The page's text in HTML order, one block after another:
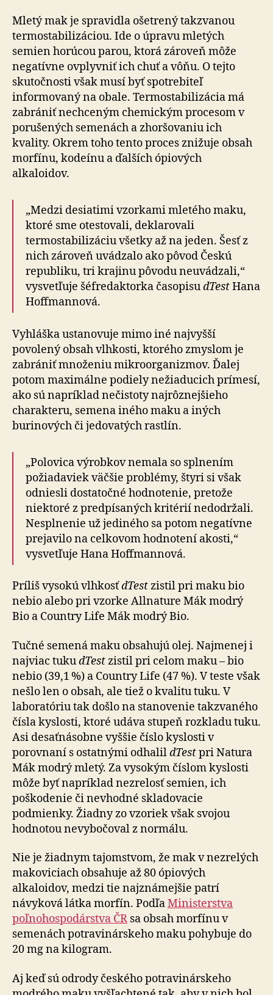
Mletý mak je spravidla ošetrený takzvanou
termostabilizáciou. Ide o úpravu mletých
semien horúcou parou, ktorá zároveň môže
negatívne ovplyvniť ich chuť a vôňu. O tejto
skutočnosti však musí byť spotrebiteľ
informovaný na obale. Termostabilizácia má
zabrániť nechceným chemickým procesom v
porušených semenách a zhoršovaniu ich
kvality. Okrem toho tento proces znižuje obsah
morfínu, kodeínu a ďalších ópiových
alkaloidov.
„Medzi desiatimi vzorkami mletého maku,
ktoré sme otestovali, deklarovali
termostabilizáciu všetky až na jeden. Šesť z
nich zároveň uvádzalo ako pôvod Českú
republiku, tri krajinu pôvodu neuvádzali,“
vysvetľuje šéfredaktorka časopisudTestHana
Hoffmannová.
Vyhláška ustanovuje mimo iné najvyšší
povolený obsah vlhkosti, ktorého zmyslom je
zabrániť množeniu mikroorganizmov. Ďalej
potom maximálne podiely nežiaducich prímesí,
ako sú napríklad nečistoty najrôznejšieho
charakteru, semena iného maku a iných
burinových či jedovatých rastlín.
„Polovica výrobkov nemala so splnením
požiadaviek väčšie problémy, štyri si však
odniesli dostatočné hodnotenie, pretože
niektoré z predpísaných kritérií nedodržali.
Nesplnenie už jediného sa potom negatívne
prejavilo na celkovom hodnotení akosti,“
vysvetľuje Hana Hoffmannová.
Príliš vysokú vlhkosťdTestzistil pri maku bio
nebio alebo pri vzorke Allnature Mák modrý
Bio a Country Life Mák modrý Bio.
Tučné semená maku obsahujú olej. Najmenej i
najviac tukudTestzistil pri celom maku – bio
nebio (39,1 %) a Country Life (47 %). V teste však
nešlo len o obsah, ale tiež o kvalitu tuku. V
laboratóriu tak došlo na stanovenie takzvaného
čísla kyslosti, ktoré udáva stupeň rozkladu tuku.
Asi desaťnásobne vyššie číslo kyslosti v
porovnaní s ostatnými odhalildTestpri Natura
Mák modrý mletý. Za vysokým číslom kyslosti
môže byť napríklad nezrelosť semien, ich
poškodenie či nevhodné skladovacie
podmienky. Žiadny zo vzoriek však svojou
hodnotou nevybočoval z normálu.
Nie je žiadnym tajomstvom, že mak v nezrelých
makoviciach obsahuje až 80 ópiových
alkaloidov, medzi tie najznámejšie patrí
návyková látka morfín. PodľaMinisterstva
poľnohospodárstva ČR sa obsah morfínu v
semenách potravinárskeho maku pohybuje do
20 mg na kilogram.
Aj keď sú odrody českého potravinárskeho